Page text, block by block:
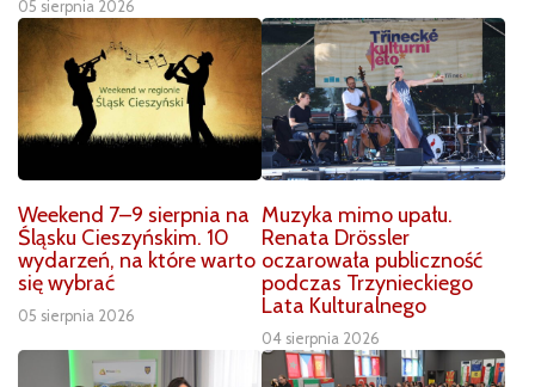
05 sierpnia 2026
Weekend 7–9 sierpnia na
Śląsku Cieszyńskim. 10
wydarzeń, na które warto
się wybrać
05 sierpnia 2026
Muzyka mimo upału.
Renata Drössler
oczarowała publiczność
podczas Trzynieckiego
Lata Kulturalnego
04 sierpnia 2026